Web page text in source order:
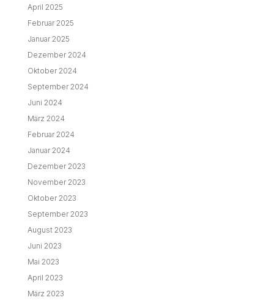
April 2025
Februar 2025
Januar 2025
Dezember 2024
Oktober 2024
September 2024
Juni 2024
März 2024
Februar 2024
Januar 2024
Dezember 2023
November 2023
Oktober 2023
September 2023
August 2023
Juni 2023
Mai 2023
April 2023
März 2023